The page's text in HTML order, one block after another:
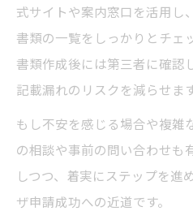
式サイトや案内窓口を活用し
書類の一覧をしっかりとチェ
書類作成後には第三者に確認
記載漏れのリスクを減らせます
もし不安を感じる場合や複雑
の相談や事前の問い合わせも
しつつ、着実にステップを進
ザ申請成功への近道です。